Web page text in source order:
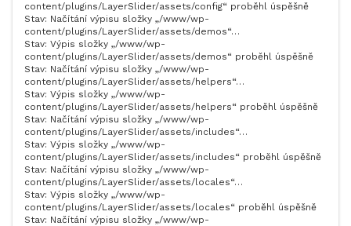
content/plugins/LayerSlider/assets/config“ proběhl úspěšně
Stav: Načítání výpisu složky „/www/wp-
content/plugins/LayerSlider/assets/demos“…
Stav: Výpis složky „/www/wp-
content/plugins/LayerSlider/assets/demos“ proběhl úspěšně
Stav: Načítání výpisu složky „/www/wp-
content/plugins/LayerSlider/assets/helpers“…
Stav: Výpis složky „/www/wp-
content/plugins/LayerSlider/assets/helpers“ proběhl úspěšně
Stav: Načítání výpisu složky „/www/wp-
content/plugins/LayerSlider/assets/includes“…
Stav: Výpis složky „/www/wp-
content/plugins/LayerSlider/assets/includes“ proběhl úspěšně
Stav: Načítání výpisu složky „/www/wp-
content/plugins/LayerSlider/assets/locales“…
Stav: Výpis složky „/www/wp-
content/plugins/LayerSlider/assets/locales“ proběhl úspěšně
Stav: Načítání výpisu složky „/www/wp-